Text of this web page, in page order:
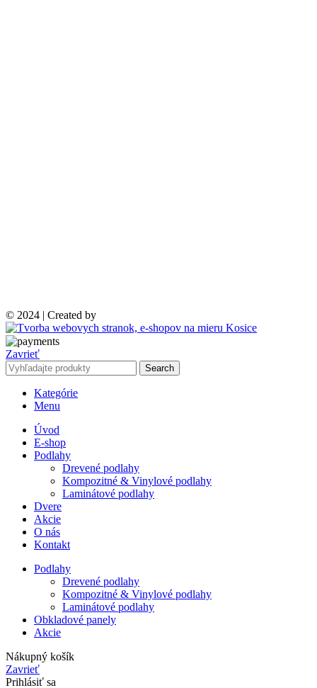
© 2024 | Created by
Zavrieť
Search
Kategórie
Menu
Úvod
E-shop
Podlahy
Drevené podlahy
Kompozitné & Vinylové podlahy
Laminátové podlahy
Dvere
Akcie
O nás
Kontakt
Podlahy
Drevené podlahy
Kompozitné & Vinylové podlahy
Laminátové podlahy
Obkladové panely
Akcie
Nákupný košík
Zavrieť
Prihlásiť sa